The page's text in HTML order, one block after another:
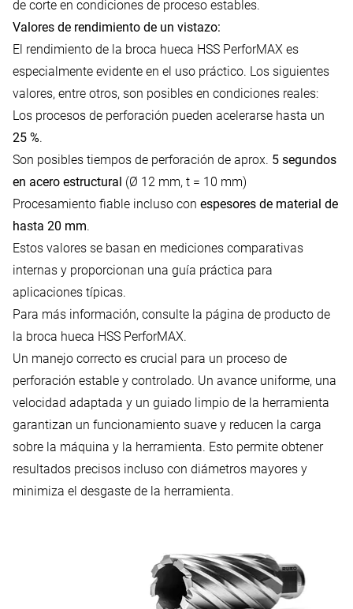
de corte en condiciones de proceso estables.
Valores de rendimiento de un vistazo:
El rendimiento de la broca hueca HSS PerforMAX es
especialmente evidente en el uso práctico. Los siguientes
valores, entre otros, son posibles en condiciones reales:
Los procesos de perforación pueden acelerarse hasta un
25 %.
Son posibles tiempos de perforación de aprox. 5 segundos
en acero estructural (Ø 12 mm, t = 10 mm)
Procesamiento fiable incluso con espesores de material de
hasta 20 mm.
Estos valores se basan en mediciones comparativas
internas y proporcionan una guía práctica para
aplicaciones típicas.
Para más información, consulte la página de producto de
la broca hueca HSS PerforMAX.
Un manejo correcto es crucial para un proceso de
perforación estable y controlado. Un avance uniforme, una
velocidad adaptada y un guiado limpio de la herramienta
garantizan un funcionamiento suave y reducen la carga
sobre la máquina y la herramienta. Esto permite obtener
resultados precisos incluso con diámetros mayores y
minimiza el desgaste de la herramienta.